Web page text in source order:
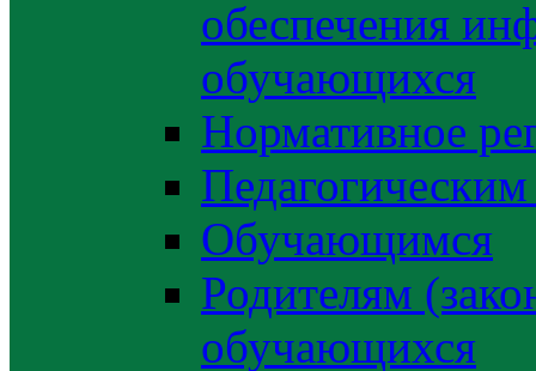
обеспечения
обучающихся
Нормативное
Обучающимся
Родителям
обучающихся